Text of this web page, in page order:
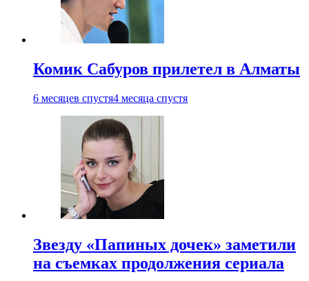
Комик Сабуров прилетел в Алматы
6 месяцев спустя4 месяца спустя
Звезду «Папиных дочек» заметили
на съемках продолжения сериала